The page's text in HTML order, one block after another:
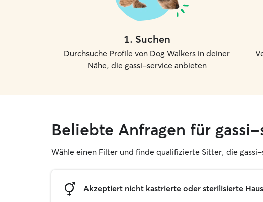
1. Suchen
Durchsuche Profile von Dog Walkers in deiner
Nähe, die gassi-service anbieten
Beliebte Anfragen für
Wähle einen Filter und finde qualifizierte Sitter, die
Akzeptiert nicht kastrierte oder sterilisierte